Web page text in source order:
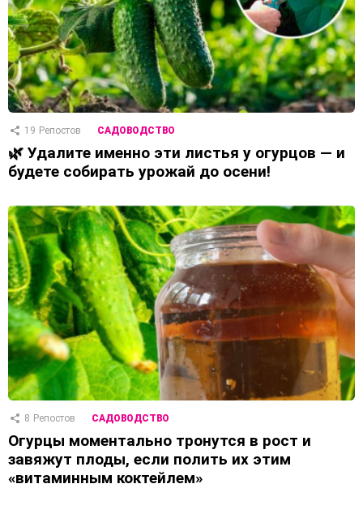
19 Репостов САДОВОДСТВО
🌿 Удалите именно эти листья у огурцов — и
будете собирать урожай до осени!
8 Репостов САДОВОДСТВО
Огурцы моментально тронутся в рост и
завяжут плоды, если полить их этим
«витаминным коктейлем»